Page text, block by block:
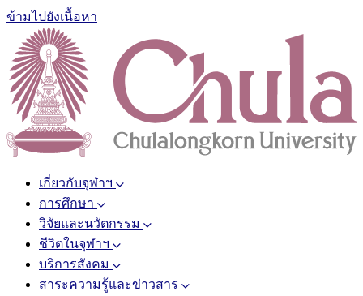
ข้ามไปยังเนื้อหา
เกี่ยวกับจุฬาฯ
การศึกษา
วิจัยและนวัตกรรม
ชีวิตในจุฬาฯ
บริการสังคม
สาระความรู้และข่าวสาร